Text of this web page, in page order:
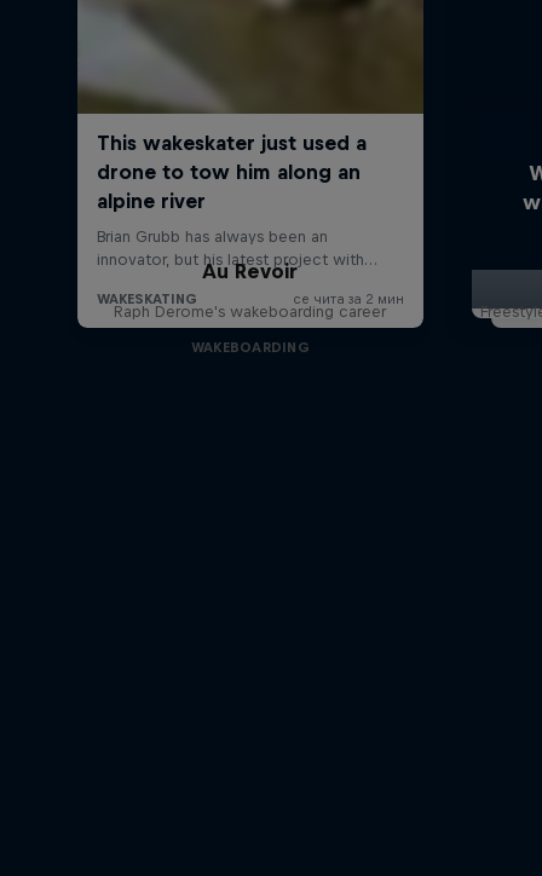
Au Revoir
Raph Derome's wakeboarding career
WAKEBOARDING